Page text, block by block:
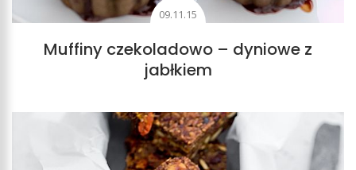
09.11.15
Muffiny czekoladowo – dyniowe z
jabłkiem